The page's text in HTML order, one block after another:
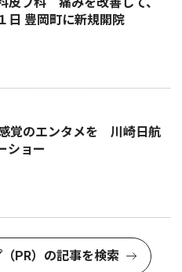
豊岡町に新規開院
覚のエンタメを 川崎日航
ショー
PR）の記事を検索